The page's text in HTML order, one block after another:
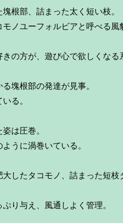
根部、詰まった太く短い枝。
モノユーフォルビアと呼べる風
の方が、遊び心で欲しくなる
塊根部の発達が見事。
る。
姿は圧巻。
うに渦巻いている。
したタコモノ、詰まった短枝
ぷり与え、風通しよく管理。